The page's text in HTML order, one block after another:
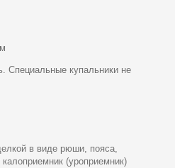
Специальные купальники не
в виде рюши, пояса,
(уроприемник)